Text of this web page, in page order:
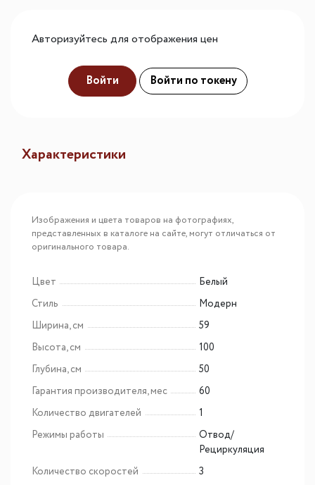
Авторизуйтесь для отображения цен
Войти Войти по токену
Характеристики
Изображения и цвета товаров на фотографиях,
представленных в каталоге на сайте, могут отличаться от
оригинального товара.
Цвет
Белый
Стиль
Модерн
Ширина, см
59
Высота, см
100
Глубина, см
50
Гарантия производителя, мес
60
Количество двигателей
1
Режимы работы
Отвод/
Рециркуляция
Количество скоростей
3